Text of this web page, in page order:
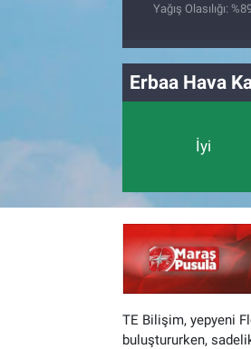
Yağış Olasılığı:
Erbaa Hava
İyi
TE Bilişim, yepyeni
buluştururken,